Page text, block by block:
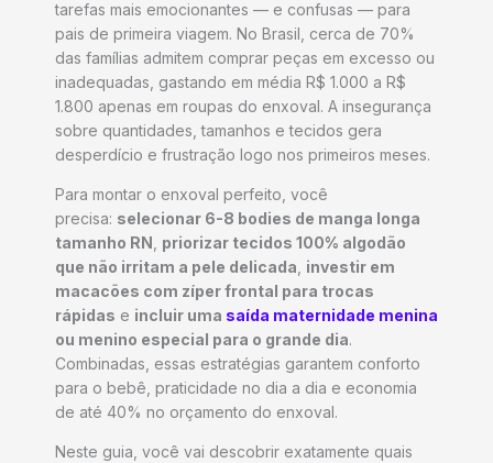
tarefas mais emocionantes — e confusas — para
pais de primeira viagem. No Brasil, cerca de 70%
das famílias admitem comprar peças em excesso ou
inadequadas, gastando em média R$ 1.000 a R$
1.800 apenas em roupas do enxoval. A insegurança
sobre quantidades, tamanhos e tecidos gera
desperdício e frustração logo nos primeiros meses.
Para montar o enxoval perfeito, você
precisa: selecionar 6-8 bodies de manga longa
tamanho RN priorizar tecidos 100% algodão
que não irritam a pele delicada investir em
macacões com zíper frontal para trocas
rápidas e incluir uma saída maternidade menina
ou menino especial para o grande dia.
Combinadas, essas estratégias garantem conforto
para o bebê, praticidade no dia a dia e economia
de até 40% no orçamento do enxoval.
Neste guia, você vai descobrir exatamente quais